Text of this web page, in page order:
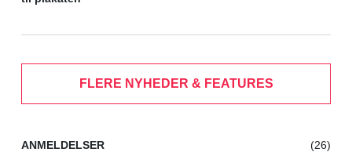
FLERE NYHEDER & FEATURES
ANMELDELSER (26)